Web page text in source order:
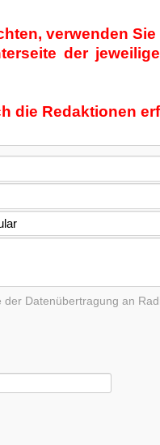
verwenden
der
die Redaktionen
Datenübertragung an